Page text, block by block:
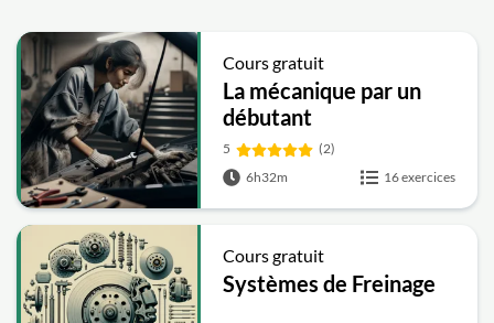
Cours gratuit
La mécanique par un
débutant
5
(2)
6h32m
16 exercices
Cours gratuit
Systèmes de Freinage